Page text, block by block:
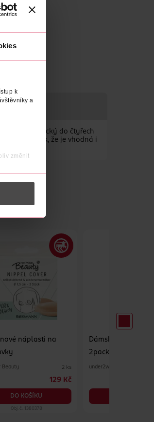
k
a
změnit
elastický do čtyřech
natolik, že je vhodná i
náplasti na
Beauty 2 ks
129 Kč
DO KOŠÍKU
Obj. č.: 1380378
Dámské kalhotky
2pack tělová XL
under2wear